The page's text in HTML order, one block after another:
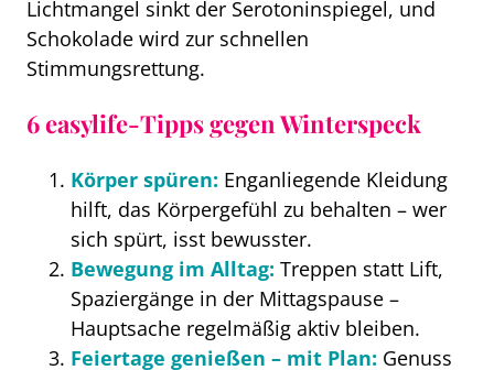
Lichtmangel sinkt der Serotoninspiegel, und
Schokolade wird zur schnellen
Stimmungsrettung.
6 easylife-Tipps gegen Winterspeck
Körper spüren: Enganliegende Kleidung
hilft, das Körpergefühl zu behalten – wer
sich spürt, isst bewusster.
Bewegung im Alltag: Treppen statt Lift,
Spaziergänge in der Mittagspause –
Hauptsache regelmäßig aktiv bleiben.
Feiertage genießen – mit Plan: Genuss